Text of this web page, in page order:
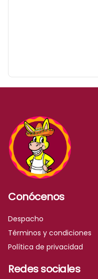
Conócenos
Despacho
Términos y condiciones
Política de privacidad
Redes sociales